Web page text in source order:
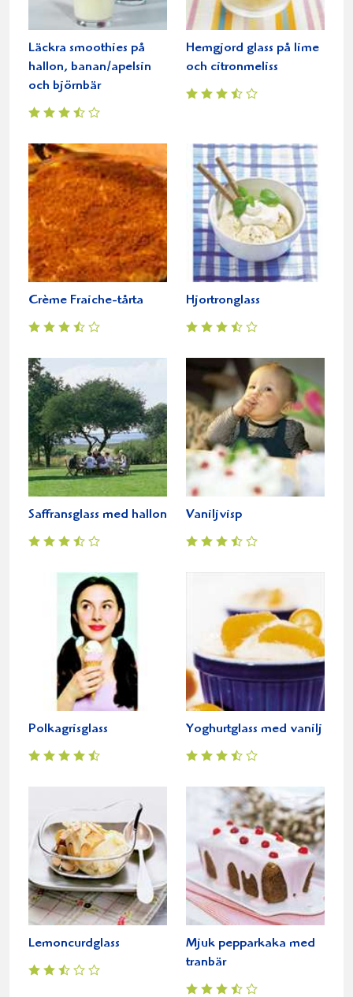
Läckra smoothies på
hallon, banan/apelsin
och björnbär
Hemgjord glass på lime
och citronmeliss
Crème Fraiche-tårta Hjortronglass
Saffransglass med hallon Vaniljvisp
Polkagrisglass Yoghurtglass med vanilj
Lemoncurdglass
Mjuk pepparkaka med
tranbär